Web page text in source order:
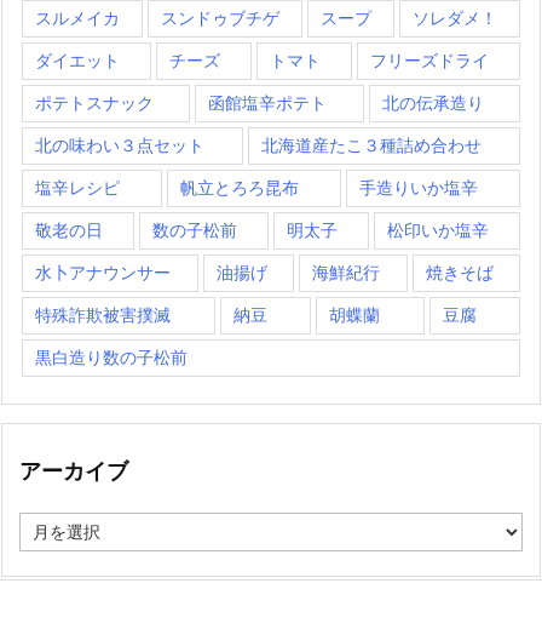
スルメイカ スンドゥブチゲ スープ ソレダメ！
ダイエット チーズ トマト フリーズドライ
ポテトスナック 函館塩辛ポテト 北の伝承造り
北の味わい３点セット 北海道産たこ３種詰め合わせ
塩辛レシピ 帆立とろろ昆布 手造りいか塩辛
敬老の日 数の子松前 明太子 松印いか塩辛
水卜アナウンサー 油揚げ 海鮮紀行 焼きそば
特殊詐欺被害撲滅 納豆 胡蝶蘭 豆腐
黒白造り数の子松前
アーカイブ
ー